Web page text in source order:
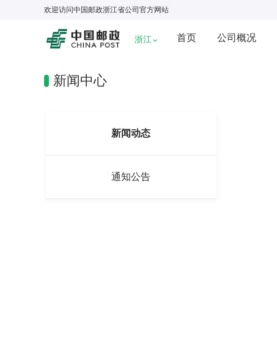
欢迎访问中国邮政浙江省公司 官方网站
浙江 首页 公司概况
新闻中心
新闻动态
通知公告